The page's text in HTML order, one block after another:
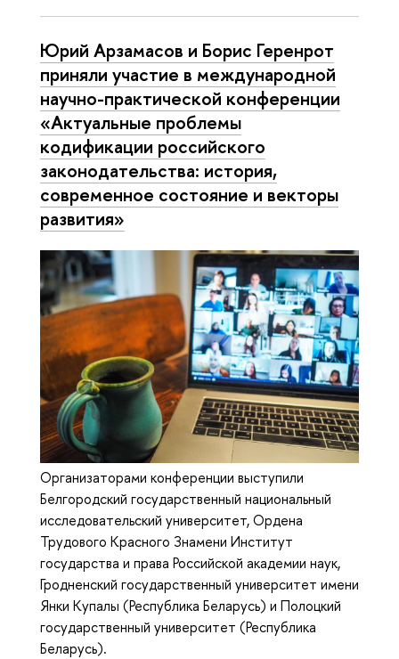
Юрий Арзамасов и Борис Геренрот
приняли участие в международной
научно-практической конференции
«Актуальные проблемы
кодификации российского
законодательства: история,
современное состояние и векторы
развития»
Организаторами конференции выступили
Белгородский государственный национальный
исследовательский университет, Ордена
Трудового Красного Знамени Институт
государства и права Российской академии наук,
Гродненский государственный университет имени
Янки Купалы (Республика Беларусь) и Полоцкий
государственный университет (Республика
Беларусь).